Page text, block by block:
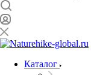
Каталог